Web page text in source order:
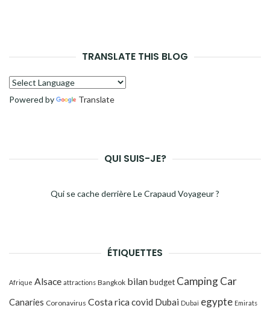
TRANSLATE THIS BLOG
Powered by Translate
QUI SUIS-JE?
Qui se cache derrière Le Crapaud Voyageur ?
ÉTIQUETTES
Afrique Alsace attractions Bangkok bilanbudget Camping Car
Canaries Coronavirus Costa ricacovid Dubai Dubaï egypte Emirats